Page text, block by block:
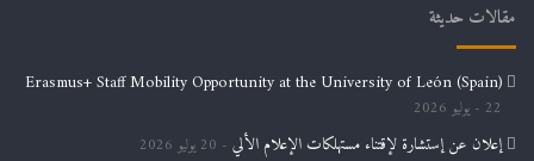
مقالات حديثة
Erasmus+ Staff Mobility Opportunity at the University of León (Spain)
22 يوليو 2026
إعلان عن إستشارة لإقتناء مستهلكات الإعلام الألي 20 يوليو 2026